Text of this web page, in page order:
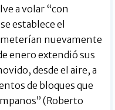
a volar “con
establece el
nuevamente
enero extendió sus
desde el aire, a
de bloques que
(Roberto